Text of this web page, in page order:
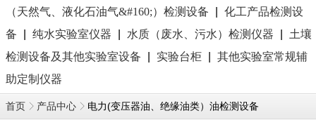
（天然气、液化石油气&#160;）检测设备
化工产品检测设
备
纯水实验室仪器 水质（废水、污水）检测仪器
土壤
检测设备及其他实验室设备
实验台柜
其他实验室常规辅
助定制仪器
首页 产品中心 电力(变压器油、绝缘油类）油检测设备